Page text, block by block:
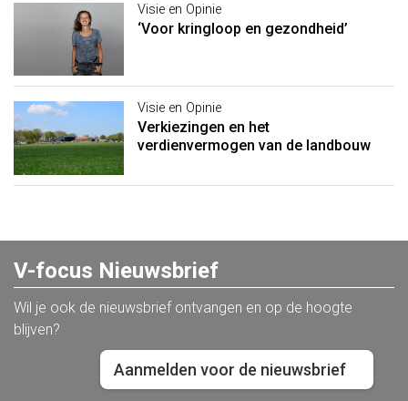
Visie en Opinie
‘Voor kringloop en gezondheid’
Visie en Opinie
Verkiezingen en het
verdienvermogen van de landbouw
V-focus Nieuwsbrief
Wil je ook de nieuwsbrief ontvangen en op de hoogte
blijven?
Aanmelden voor de nieuwsbrief